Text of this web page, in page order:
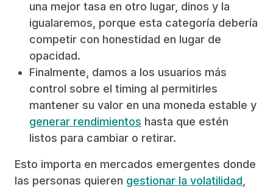
una mejor tasa en otro lugar, dinos y la
igualaremos, porque esta categoría debería
competir con honestidad en lugar de
opacidad.
Finalmente, damos a los usuarios más
control sobre el timing al permitirles
mantener su valor en una moneda estable y
generar rendimientos hasta que estén
listos para cambiar o retirar.
Esto importa en mercados emergentes donde
las personas quieren gestionar la volatilidad,